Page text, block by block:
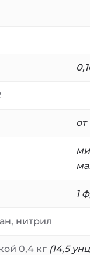
от
1
нитрил
0,4 кг (14,5